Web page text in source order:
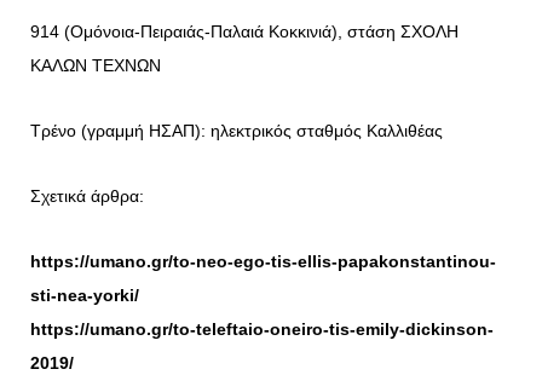
914 (Ομόνοια-Πειραιάς-Παλαιά Κοκκινιά), στάση ΣΧΟΛΗ
ΚΑΛΩΝ ΤΕΧΝΩΝ
Τρένο (γραμμή ΗΣΑΠ): ηλεκτρικός σταθμός Καλλιθέας
Σχετικά άρθρα:
https://umano.gr/to-neo-ego-tis-ellis-papakonstantinou-
sti-nea-yorki/
https://umano.gr/to-teleftaio-oneiro-tis-emily-dickinson-
2019/